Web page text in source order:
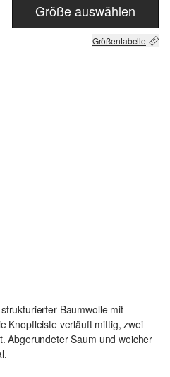
Größe auswählen
Größentabelle
Baumwolle mit
Knopfleiste verläuft mittig, zwei
Abgerundeter Saum und weicher